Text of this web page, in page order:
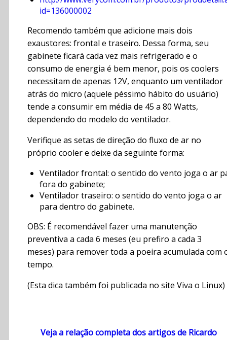
id=136000002
Recomendo também que adicione mais dois
exaustores: frontal e traseiro. Dessa forma, seu
gabinete ficará cada vez mais refrigerado e o
consumo de energia é bem menor, pois os coolers
necessitam de apenas 12V, enquanto um ventilador
atrás do micro (aquele péssimo hábito do usuário)
tende a consumir em média de 45 a 80 Watts,
dependendo do modelo do ventilador.
Verifique as setas de direção do fluxo de ar no
próprio cooler e deixe da seguinte forma:
Ventilador frontal: o sentido do vento joga o ar
fora do gabinete;
Ventilador traseiro: o sentido do vento joga o ar
para dentro do gabinete.
OBS: É recomendável fazer uma manutenção
preventiva a cada 6 meses (eu prefiro a cada 3
meses) para remover toda a poeira acumulada com
tempo.
(Esta dica também foi publicada no site Viva o Linux)
Veja a relação completa dos artigos de Ricardo